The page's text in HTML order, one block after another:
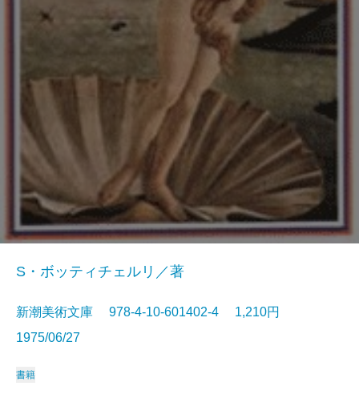
S・ボッティチェルリ／著
新潮美術文庫 978-4-10-601402-4 1,210円
1975/06/27
書籍